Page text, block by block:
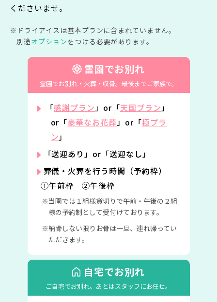
くださいませ。
ドライアイスは基本プランに含まれていません。
別途オプションをつける必要があります。
霊園でお別れ
霊園でお別れ・火葬・収骨。 最後までご家族で。
「感謝プラン」or「天国プラン」
or「豪華なお花葬」or「極プラ
ン」
「送迎あり」or「送迎なし」
葬儀・火葬を行う時間（予約枠）
①午前枠 ②午後枠
当園では１組様貸切りで午前・午後の２組
様の予約制として受付けております。
納骨しない限りお骨は一旦、連れ帰ってい
ただきます。
自宅でお別れ
ご自宅でお別れ。 あとはスタッフにお任せ。